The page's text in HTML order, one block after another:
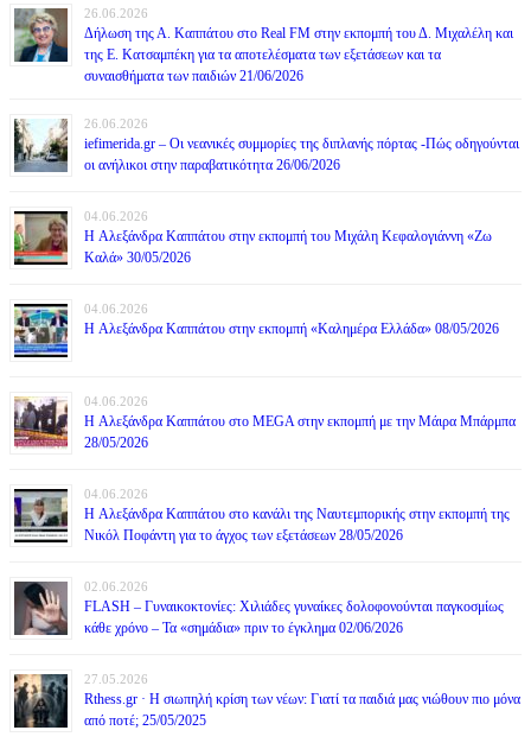
26.06.2026
Δήλωση της Α. Καππάτου στο Real FM στην εκπομπή του Δ. Μιχαλέλη και
της Ε. Κατσαμπέκη για τα αποτελέσματα των εξετάσεων και τα
συναισθήματα των παιδιών 21/06/2026
26.06.2026
iefimerida.gr – Οι νεανικές συμμορίες της διπλανής πόρτας -Πώς οδηγούνται
οι ανήλικοι στην παραβατικότητα 26/06/2026
04.06.2026
H Αλεξάνδρα Καππάτου στην εκπομπή του Μιχάλη Κεφαλογιάννη «Ζω
Καλά» 30/05/2026
04.06.2026
H Αλεξάνδρα Καππάτου στην εκπομπή «Καλημέρα Ελλάδα» 08/05/2026
04.06.2026
H Αλεξάνδρα Καππάτου στο MEGA στην εκπομπή με την Μάιρα Mπάρμπα
28/05/2026
04.06.2026
H Αλεξάνδρα Καππάτου στο κανάλι της Ναυτεμπορικής στην εκπομπή της
Νικόλ Ποφάντη για το άγχος των εξετάσεων 28/05/2026
02.06.2026
FLASH – Γυναικοκτονίες: Χιλιάδες γυναίκες δολοφονούνται παγκοσμίως
κάθε χρόνο – Τα «σημάδια» πριν το έγκλημα 02/06/2026
27.05.2026
Rthess.gr · Η σιωπηλή κρίση των νέων: Γιατί τα παιδιά μας νιώθουν πιο μόνα
από ποτέ; 25/05/2025